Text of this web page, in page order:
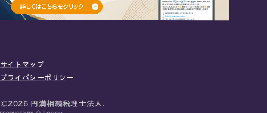
お急ぎの方は電話で面談予約
サイトマップ
プライバシーポリシー
©2026 円満相続税理士法人.